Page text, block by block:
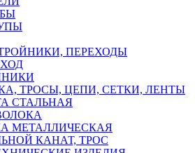
ПЕРЕХОДЫ
ТРОСЫ, ЦЕПИ, СЕТКИ, ЛЕНТЫ
СТАЛЬНАЯ
МЕТАЛЛИЧЕСКАЯ
КАНАТ, ТРОС